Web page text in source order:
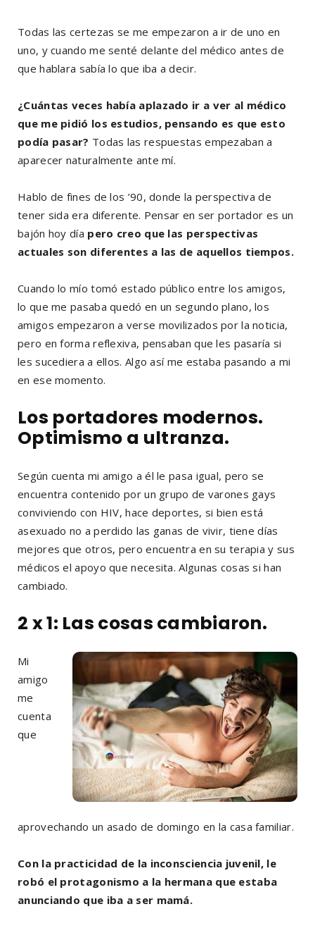
Todas las certezas se me empezaron a ir de uno en
uno, y cuando me senté delante del médico antes de
que hablara sabía lo que iba a decir.
¿Cuántas veces había aplazado ir a ver al médico
que me pidió los estudios, pensando es que esto
podía pasar? Todas las respuestas empezaban a
aparecer naturalmente ante mí.
Hablo de fines de los ’90, donde la perspectiva de
tener sida era diferente. Pensar en ser portador es un
bajón hoy día pero creo que las perspectivas
actuales son diferentes a las de aquellos tiempos.
Cuando lo mío tomó estado público entre los amigos,
lo que me pasaba quedó en un segundo plano, los
amigos empezaron a verse movilizados por la noticia,
pero en forma reflexiva, pensaban que les pasaría si
les sucediera a ellos. Algo así me estaba pasando a mi
en ese momento.
Los portadores modernos.
Optimismo a ultranza.
Según cuenta mi amigo a él le pasa igual, pero se
encuentra contenido por un grupo de varones gays
conviviendo con HIV, hace deportes, si bien está
asexuado no a perdido las ganas de vivir, tiene días
mejores que otros, pero encuentra en su terapia y sus
médicos el apoyo que necesita. Algunas cosas si han
cambiado.
2 x 1: Las cosas cambiaron.
Mi
amigo
me
cuenta
que
aprovechando un asado de domingo en la casa familiar.
Con la practicidad de la inconsciencia juvenil, le
robó el protagonismo a la hermana que estaba
anunciando que iba a ser mamá.